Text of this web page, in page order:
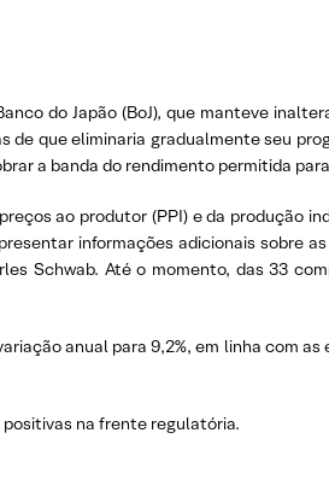
do Japão (BoJ), que manteve
que eliminaria gradualmente seu
a banda do rendimento permitida
ao produtor (PPI) e da produção
informações adicionais sobre
Schwab. Até o momento, das 33
anual para 9,2%, em linha com
positivas na frente regulatória.